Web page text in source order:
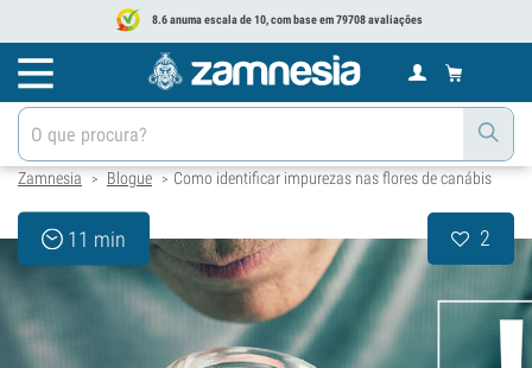
8.6 anuma escala de 10, com base em 79708 avaliações
Zamnesia > Blogue > Como identificar impurezas nas flores de canábis
11 min 2